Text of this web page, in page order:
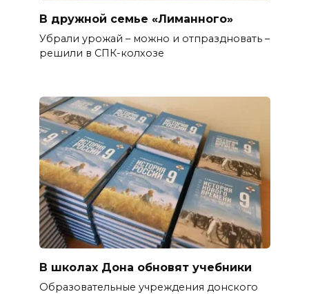
В дружной семье «Лиманного»
Убрали урожай – можно и отпраздновать –
решили в СПК-колхозе
В школах Дона обновят учебники
Образовательные учреждения донского